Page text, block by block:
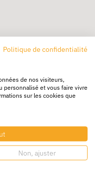
Politique de confidentialité
de nos visiteurs,
personnalisé et vous faire vivre
sur les cookies que
Non, ajuster